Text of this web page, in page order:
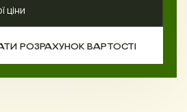
ціни
РОЗРАХУНОК ВАРТОСТІ